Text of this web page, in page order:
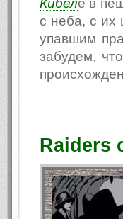
Кибеле в
с неба, с их
упавшим
забудем,
Raiders